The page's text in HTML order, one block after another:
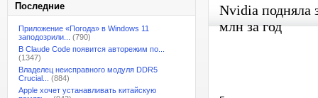
Последние
Приложение «Погода» в Windows 11
заподозрили...
(790)
В Claude Code появится авторежим по...
(1347)
Владелец неисправного модуля DDR5
Crucial...
(884)
Apple хочет устанавливать китайскую
Nvidia подняла
млн за год